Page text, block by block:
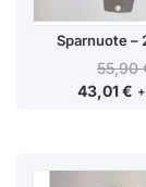
Sparnuote –
55,90
43,01€